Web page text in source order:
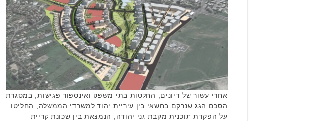
אחרי עשור של דיונים, החלטות בתי משפט ואינספור פגישות, במסגרת
הסכם הגג שנרקם בחשאי בין עיריית יהוד למשרדי הממשלה, החליטו
על הפקדת תוכנית מקבת גני יהודה, הנמצאת בין שכונת קריית